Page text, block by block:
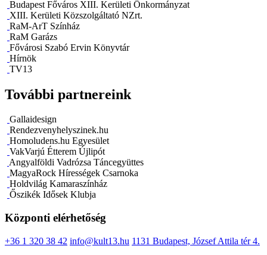
Budapest Főváros XIII. Kerületi Önkormányzat
XIII. Kerületi Közszolgáltató NZrt.
RaM-ArT Színház
RaM Garázs
Fővárosi Szabó Ervin Könyvtár
Hírnök
TV13
További partnereink
Gallaidesign
Rendezvenyhelyszinek.hu
Homoludens.hu Egyesület
VakVarjú Étterem Újlipót
Angyalföldi Vadrózsa Táncegyüttes
MagyaRock Hírességek Csarnoka
Holdvilág Kamaraszínház
Őszikék Idősek Klubja
Központi elérhetőség
+36 1 320 38 42 info@kult13.hu 1131 Budapest, József Attila tér 4.